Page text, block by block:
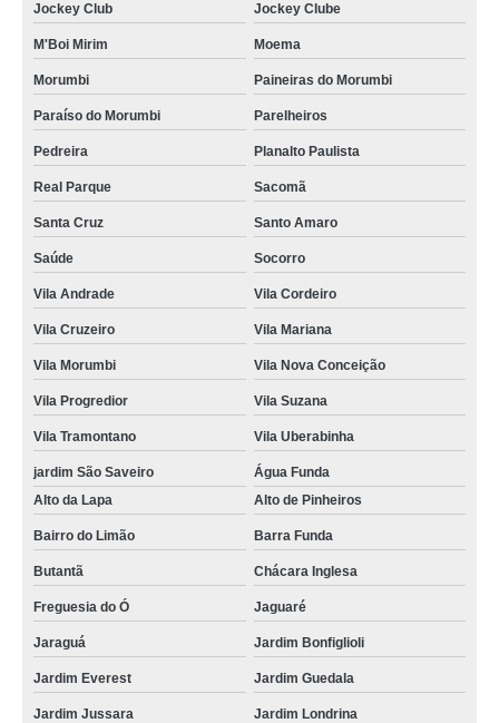
Jockey Club Jockey Clube
M'Boi Mirim Moema
Morumbi Paineiras do Morumbi
Paraíso do Morumbi Parelheiros
Pedreira Planalto Paulista
Real Parque Sacomã
Santa Cruz Santo Amaro
Saúde Socorro
Vila Andrade Vila Cordeiro
Vila Cruzeiro Vila Mariana
Vila Morumbi Vila Nova Conceição
Vila Progredior Vila Suzana
Vila Tramontano Vila Uberabinha
jardim São Saveiro
Água Funda
Alto da Lapa
Alto de Pinheiros
Bairro do Limão Barra Funda
Butantã Chácara Inglesa
Freguesia do Ó Jaguaré
Jaraguá Jardim Bonfiglioli
Jardim Everest Jardim Guedala
Jardim Jussara Jardim Londrina